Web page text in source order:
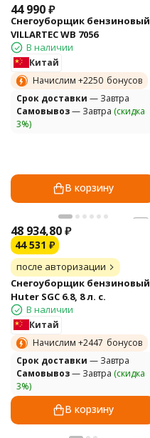
44 990₽
Снегоуборщик бензиновый
VILLARTEC WB 7056
В наличии
Китай
Начислим +2250 бонусов
Cрок доставки — Завтра
Самовывоз— Завтра (скидка
3%)
В корзину
48 934,80₽
44 531 ₽
после авторизации
Снегоуборщик бензиновый
Huter SGC 6.8, 8 л. с.
В наличии
Китай
Начислим +2447 бонусов
Cрок доставки — Завтра
Самовывоз— Завтра (скидка
3%)
В корзину